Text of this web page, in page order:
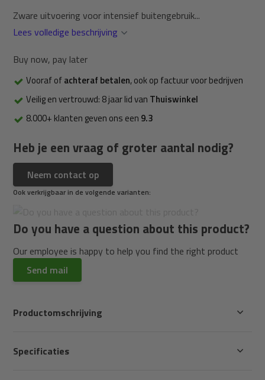
Zware uitvoering voor intensief buitengebruik...
Lees volledige beschrijving
Buy now, pay later
Vooraf ofachteraf betalen, ook op factuur voor bedrijven
Veilig en vertrouwd: 8 jaar lid van Thuiswinkel
8.000+ klanten geven ons een 9.3
Heb je een vraag of groter aantal nodig?
Neem contact op
Ook verkrijgbaar in de volgende varianten:
Do you have a question about this product?
Our employee is happy to help you find the right product
Send mail
Productomschrijving
Specificaties